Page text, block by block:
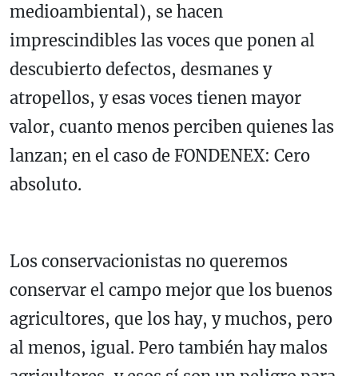
medioambiental), se hacen
imprescindibles las voces que ponen al
descubierto defectos, desmanes y
atropellos, y esas voces tienen mayor
valor, cuanto menos perciben quienes las
lanzan; en el caso de FONDENEX: Cero
absoluto.
Los conservacionistas no queremos
conservar el campo mejor que los buenos
agricultores, que los hay, y muchos, pero
al menos, igual. Pero también hay malos